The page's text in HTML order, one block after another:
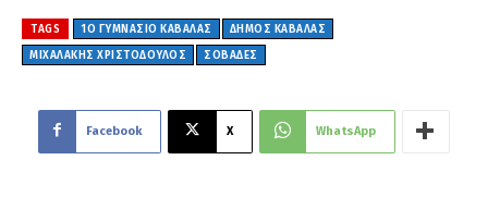
TAGS 1Ο ΓΥΜΝΆΣΙΟ ΚΑΒΆΛΑΣ
ΔΗΜΟΣ ΚΑΒΑΛΑΣ
ΜΙΧΑΛΑΚΗΣ ΧΡΙΣΤΟΔΟΥΛΟΣ
ΣΟΒΑΔΕΣ
Facebook X WhatsApp